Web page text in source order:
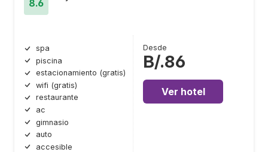
8.6
spa
piscina
estacionamiento (gratis)
wifi (gratis)
restaurante
ac
gimnasio
auto
accesible
Desde
B/.86
Ver hotel